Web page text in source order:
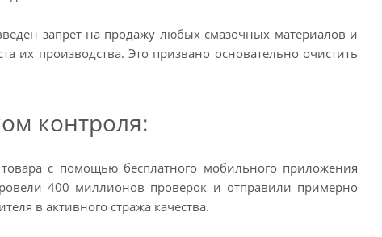
запрет на продажу любых смазочных материалов и
их производства. Это призвано основательно очистить
контроля:
с помощью бесплатного мобильного приложения
400 миллионов проверок и отправили примерно
в активного стража качества.